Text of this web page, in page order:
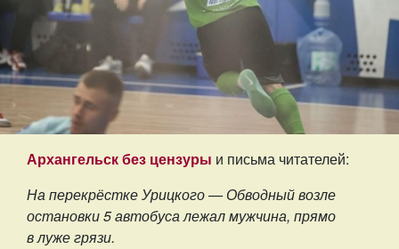
Архангельск без цензуры и письма читателей:
На перекрёстке Урицкого — Обводный возле
остановки 5 автобуса лежал мужчина, прямо
в луже грязи.